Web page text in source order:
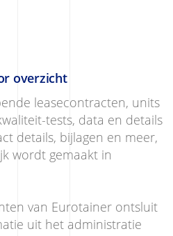
overzicht
leasecontracten, units
tests, data en details
details, bijlagen en meer,
wordt gemaakt in
van Eurotainer ontsluit
uit het administratie